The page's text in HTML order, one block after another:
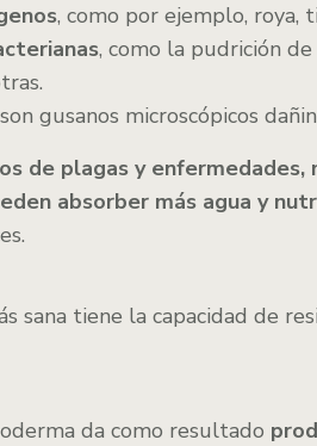
, como por ejemplo, roya,
, como la pudrición
gusanos microscópicos
de plagas y enfermedades,
absorber más agua y
sana tiene la capacidad de
da como resultado